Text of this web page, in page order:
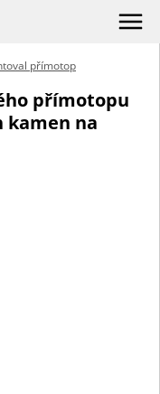
přímotop
přímotopu
kamen na